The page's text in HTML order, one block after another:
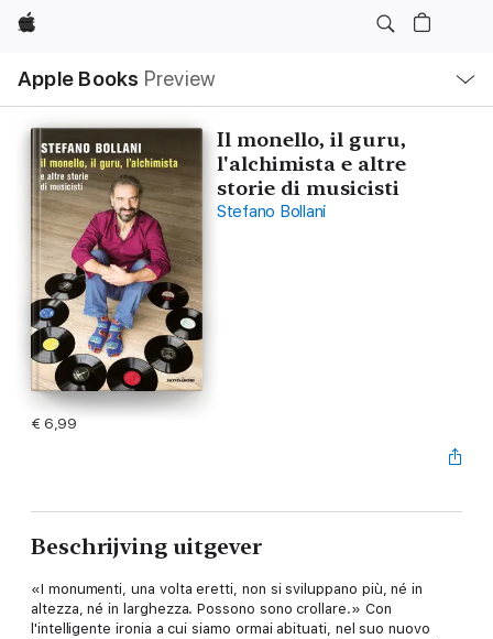
Apple
Apple Books Preview
lokaal
navigatiemenu
Il monello, il guru,
l'alchimista e altre
storie di musicisti
Stefano Bollani
€ 6,99
Beschrijving uitgever
«I monumenti, una volta eretti, non si sviluppano più, né in
altezza, né in larghezza. Possono sono crollare.» Con
l'intelligente ironia a cui siamo ormai abituati, nel suo nuovo